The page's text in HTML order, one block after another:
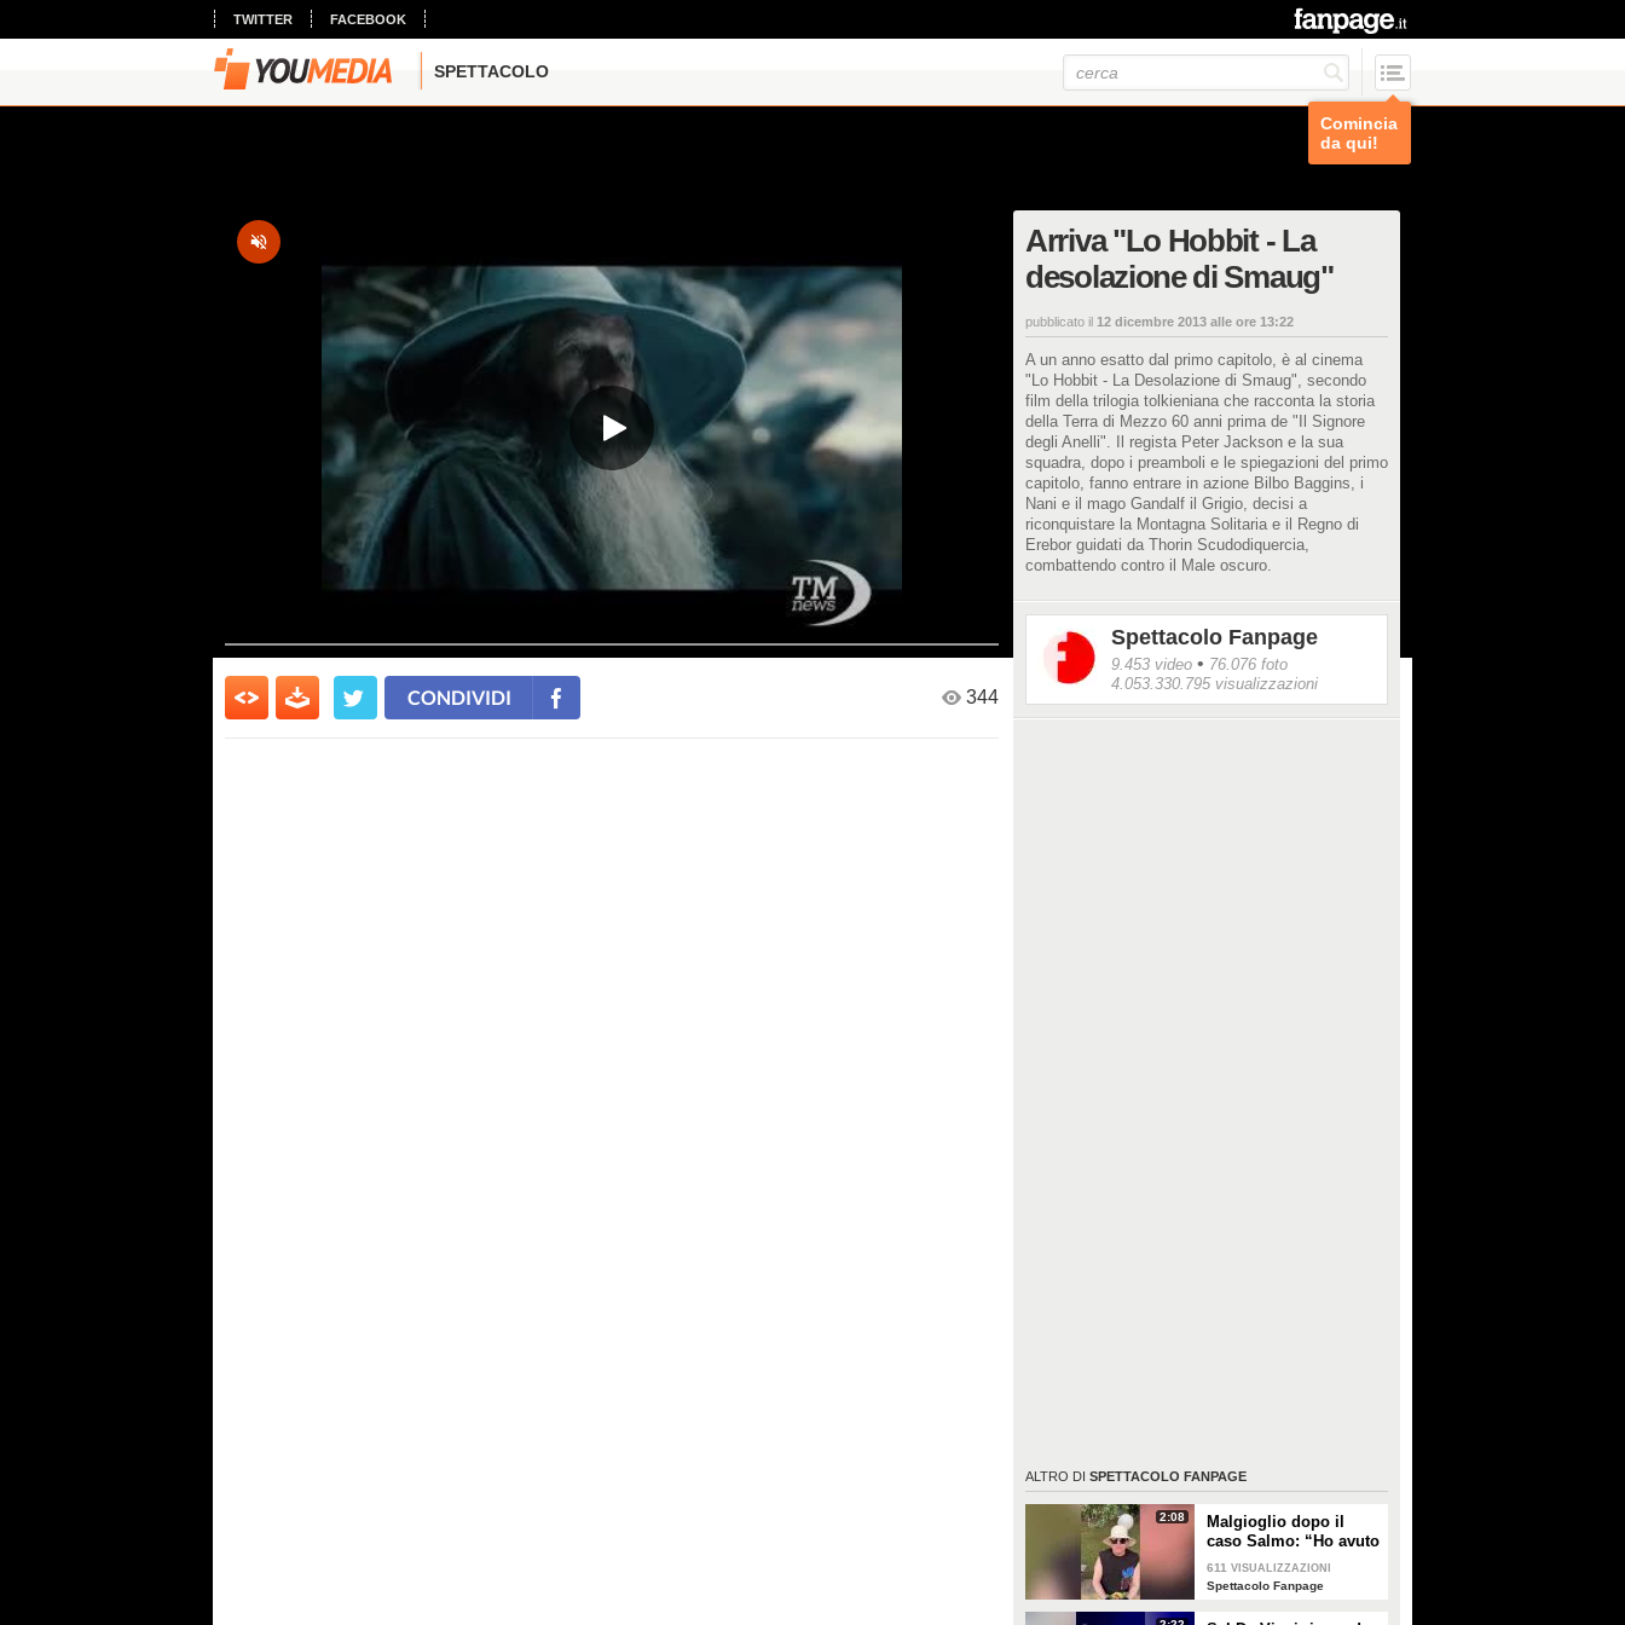
TWITTER FACEBOOK
SPETTACOLO
Comincia
da qui!
Arriva "Lo Hobbit - La
desolazione di Smaug"
pubblicato il 12 dicembre 2013 alle ore 13:22
A un anno esatto dal primo capitolo, è al cinema
"Lo Hobbit - La Desolazione di Smaug", secondo
film della trilogia tolkieniana che racconta la storia
della Terra di Mezzo 60 anni prima de "Il Signore
degli Anelli". Il regista Peter Jackson e la sua
squadra, dopo i preamboli e le spiegazioni del primo
capitolo, fanno entrare in azione Bilbo Baggins, i
Nani e il mago Gandalf il Grigio, decisi a
riconquistare la Montagna Solitaria e il Regno di
Erebor guidati da Thorin Scudodiquercia,
combattendo contro il Male oscuro.
Spettacolo Fanpage
9.453 video • 76.076 foto
4.053.330.795 visualizzazioni
ALTRO DI SPETTACOLO FANPAGE
2:08
Malgioglio dopo il
caso Salmo: “Ho avuto
un melanoma. Mettete
la crema, non sentite i
611 VISUALIZZAZIONI
Spettacolo Fanpage
CONDIVIDI 344